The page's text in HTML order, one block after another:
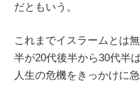
だともいう。
これまでイスラームとは
半が20代後半から30代半
人生の危機をきっかけに